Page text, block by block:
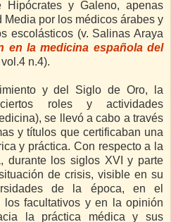
Hipócrates y Galeno, apenas
Media por los médicos árabes y
escolásticos (v. Salinas Araya
en la medicina española del
n.4).
y del Siglo de Oro, la
roles y actividades
se llevó a cabo a través
y títulos que certificaban una
y práctica. Con respecto a la
durante los siglos XVI y parte
de crisis, visible en su
de la época, en el
los facultativos y en la opinión
la práctica médica y sus